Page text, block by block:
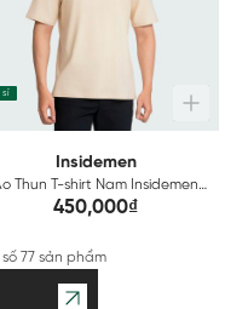
sỉ
Insidemen
Thun T-shirt Nam Insidemen
Cotton ITS027AZ
450,000₫
77 sản phẩm